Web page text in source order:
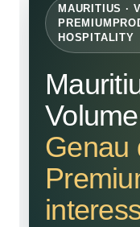
MAURITIUS ·
HOSPITALITY
Genau